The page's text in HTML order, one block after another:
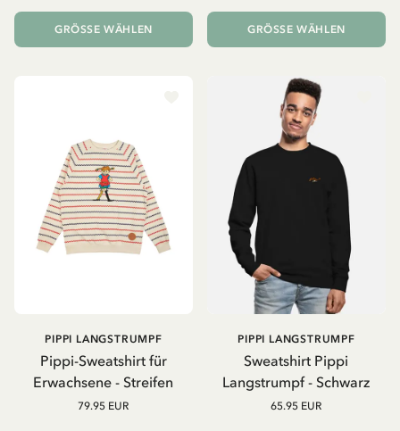
GRÖSSE WÄHLEN GRÖSSE WÄHLEN
Pippi-Sweatshirt für
Erwachsene - Streifen
PIPPI LANGSTRUMPF
79.95 EUR
Sweatshirt Pippi
Langstrumpf - Schwarz
PIPPI LANGSTRUMPF
65.95 EUR